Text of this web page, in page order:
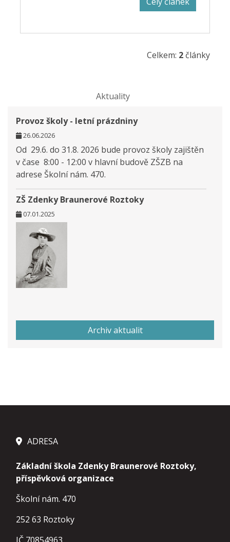
Celkem: 2 články
Aktuality
Provoz školy - letní prázdniny
26.06.2026
Od 29.6. do 31.8. 2026 bude provoz školy zajištěn
v čase 8:00 - 12:00 v hlavní budově ZŠZB na
adrese Školní nám. 470.
ZŠ Zdenky Braunerové Roztoky
07.01.2025
Archiv aktualit
ADRESA
Základní škola Zdenky Braunerové Roztoky,
příspěvková organizace
Školní nám. 470
252 63 Roztoky